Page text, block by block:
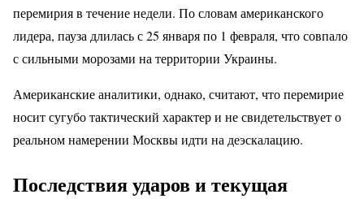
перемирия в течение недели. По словам американского
лидера, пауза длилась с 25 января по 1 февраля, что совпало
с сильными морозами на территории Украины.
Американские аналитики, однако, считают, что перемирие
носит сугубо тактический характер и не свидетельствует о
реальном намерении Москвы идти на деэскалацию.
Последствия ударов и текущая